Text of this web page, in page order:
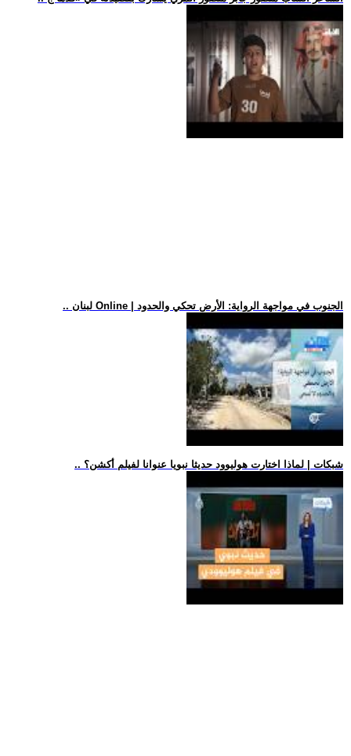
.. لبنان Online | الجنوب في مواجهة الرواية: الأرض تحكي والحدود
.. شبكات | لماذا اختارت هوليوود حديثا نبويا عنوانا لفيلم أكشن؟